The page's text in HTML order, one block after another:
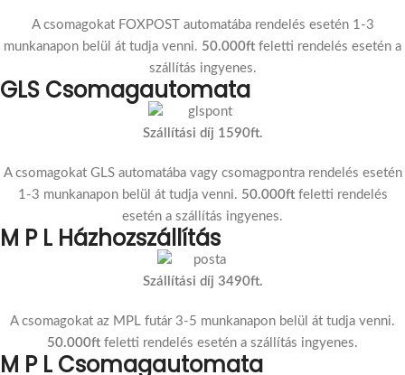
A csomagokat FOXPOST automatába rendelés esetén 1-3
munkanapon belül át tudja venni. 50.000ft feletti rendelés esetén a
szállítás ingyenes.
GLS Csomagautomata
Szállítási díj 1590ft.
A csomagokat GLS automatába vagy csomagpontra rendelés esetén
1-3 munkanapon belül át tudja venni. 50.000ftfeletti rendelés
esetén a szállítás ingyenes.
M P L Házhozszállítás
Szállítási díj 3490ft.
A csomagokat az MPL futár 3-5 munkanapon belül át tudja venni.
50.000ft feletti rendelés esetén a szállítás ingyenes.
M P L Csomagautomata